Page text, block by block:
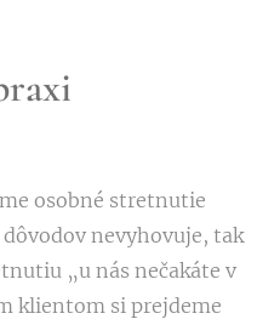
osobné stretnutie
nevyhovuje, tak
„u nás nečakáte v
klientom si prejdeme